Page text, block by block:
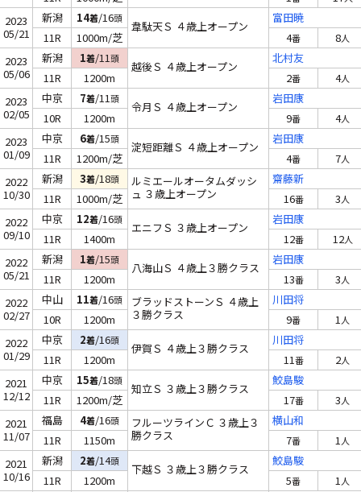
2023
05/21
新潟 14着/16頭
韋駄天Ｓ ４歳上オープン
富田暁
11R
1000m/芝 4番 8人
2023
05/06
新潟 1着/11頭
越後Ｓ ４歳上オープン
北村友
11R
1200m 2番 4人
2023
02/05
中京 7着/11頭
令月Ｓ ４歳上オープン
岩田康
10R
1200m 9番 4人
2023
01/09
中京 6着/15頭
淀短距離Ｓ ４歳上オープン
岩田康
11R
1200m/芝 4番 7人
2022
10/30
新潟 3着/18頭
ルミエールオータムダッシ
ュ ３歳上オープン
齋藤新
11R
1000m/芝 16番 3人
2022
09/10
中京 12着/16頭
エニフＳ ３歳上オープン
岩田康
11R
1400m 12番 12人
2022
05/21
新潟 1着/15頭
八海山Ｓ ４歳上３勝クラス
岩田康
11R
1200m 13番 3人
2022
02/27
中山 11着/16頭
ブラッドストーンＳ ４歳上
３勝クラス
川田将
10R
1200m 9番 1人
2022
01/29
中京 2着/16頭
伊賀Ｓ ４歳上３勝クラス
川田将
11R
1200m 11番 2人
2021
12/12
中京 15着/18頭
知立Ｓ ３歳上３勝クラス
鮫島駿
11R
1200m/芝 17番 3人
2021
11/07
福島 4着/16頭
フルーツラインＣ ３歳上３
勝クラス
横山和
11R
1150m 7番 1人
2021
10/16
新潟 2着/14頭
下越Ｓ ３歳上３勝クラス
鮫島駿
11R
1200m 5番 1人